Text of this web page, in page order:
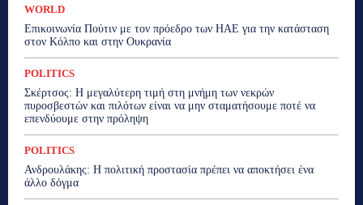
WORLD
Επικοινωνία Πούτιν με τον πρόεδρο των ΗΑΕ για την κατάσταση
στον Κόλπο και στην Ουκρανία
POLITICS
Σκέρτσος: Η μεγαλύτερη τιμή στη μνήμη των νεκρών
πυροσβεστών και πιλότων είναι να μην σταματήσουμε ποτέ να
επενδύουμε στην πρόληψη
POLITICS
Ανδρουλάκης: Η πολιτική προστασία πρέπει να αποκτήσει ένα
άλλο δόγμα